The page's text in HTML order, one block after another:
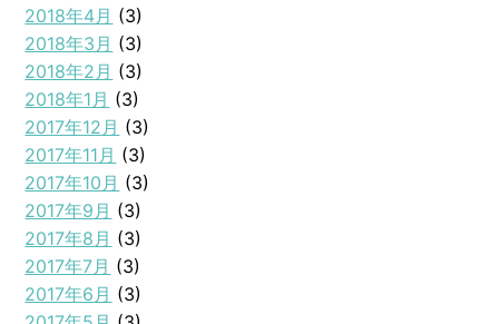
2018年4月 (3)
2018年3月 (3)
2018年2月 (3)
2018年1月 (3)
2017年12月 (3)
2017年11月 (3)
2017年10月 (3)
2017年9月 (3)
2017年8月 (3)
2017年7月 (3)
2017年6月 (3)